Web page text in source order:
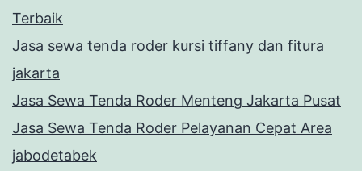
Terbaik
Jasa sewa tenda roder kursi tiffany dan fitura
jakarta
Jasa Sewa Tenda Roder Menteng Jakarta Pusat
Jasa Sewa Tenda Roder Pelayanan Cepat Area
jabodetabek